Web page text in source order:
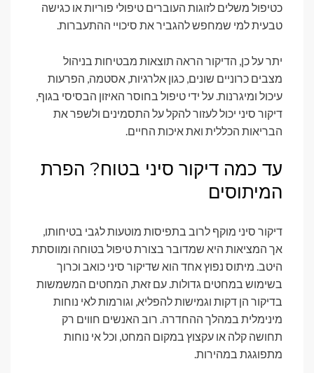
כטיפול משלים לזוגות העוברים טיפולי פוריות או כגישה
טבעית למי שמחפש להגביר את סיכויי ההתעברות.
יתר על כן, הדיקור הראה תוצאות מבטיחות בניהול
מצבים כרוניים שונים, כגון אלרגיות, אסטמה, הפרעות
עיכול ומיגרנות. על ידי טיפול בחוסר האיזון הבסיסי בגוף,
דיקור סיני יכול לעזור להקל על התסמינים ולשפר את
הבריאות הכללית ואת איכות החיים.
עד כמה דיקור סיני בטוח? הפרת
המיתוסים
דיקור סיני מוקף לרוב בתפיסות מוטעות לגבי בטיחותו,
אך המציאות היא שמדובר בצורת טיפול בטוחה ומווסתת
היטב. מיתוס נפוץ אחד הוא שדיקור סיני כואב וכרוך
בשימוש במחטים גדולות. עם זאת, המחטים המשמשות
בדיקור הן דקות וגמישות להפליא, וגורמות לאי נוחות
מינימלית במהלך ההחדרה. רוב האנשים חווים רק
תחושה קלה או עקצוץ במקום המחט, וכל אי נוחות
מתפוגגת במהירות.